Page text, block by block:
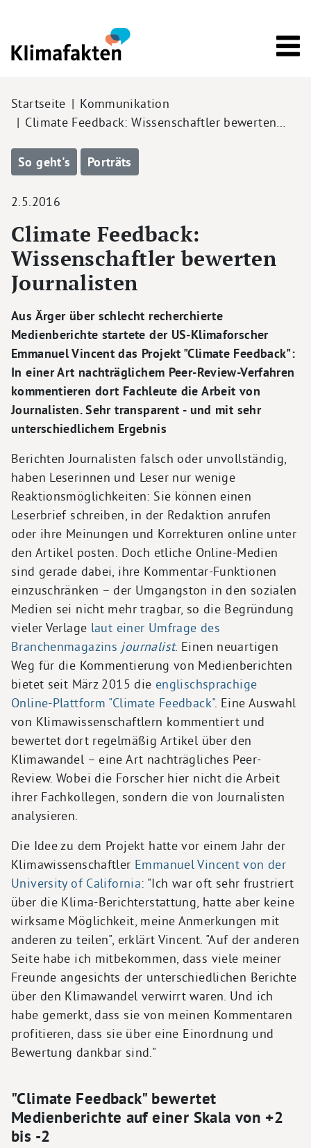
Pfadnavigation
Startseite
Kommunikation
Climate Feedback: Wissenschaftler bewerten…
So geht's Porträts
2.5.2016
Climate Feedback:
Wissenschaftler bewerten
Journalisten
Aus Ärger über schlecht recherchierte
Medienberichte startete der US-Klimaforscher
Emmanuel Vincent das Projekt "Climate Feedback":
In einer Art nachträglichem Peer-Review-Verfahren
kommentieren dort Fachleute die Arbeit von
Journalisten. Sehr transparent - und mit sehr
unterschiedlichem Ergebnis
Berichten Journalisten falsch oder unvollständig,
haben Leserinnen und Leser nur wenige
Reaktionsmöglichkeiten: Sie können einen
Leserbrief schreiben, in der Redaktion anrufen
oder ihre Meinungen und Korrekturen online unter
den Artikel posten. Doch etliche Online-Medien
sind gerade dabei, ihre Kommentar-Funktionen
einzuschränken – der Umgangston in den sozialen
Medien sei nicht mehr tragbar, so die Begründung
vieler Verlage laut einer Umfrage des
Branchenmagazins journalist. Einen neuartigen
Weg für die Kommentierung von Medienberichten
bietet seit März 2015 die englischsprachige
Online-Plattform "Climate Feedback". Eine Auswahl
von Klimawissenschaftlern kommentiert und
bewertet dort regelmäßig Artikel über den
Klimawandel – eine Art nachträgliches Peer-
Review. Wobei die Forscher hier nicht die Arbeit
ihrer Fachkollegen, sondern die von Journalisten
analysieren.
Die Idee zu dem Projekt hatte vor einem Jahr der
Klimawissenschaftler Emmanuel Vincent von der
University of California: "Ich war oft sehr frustriert
über die Klima-Berichterstattung, hatte aber keine
wirksame Möglichkeit, meine Anmerkungen mit
anderen zu teilen", erklärt Vincent. "Auf der anderen
Seite habe ich mitbekommen, dass viele meiner
Freunde angesichts der unterschiedlichen Berichte
über den Klimawandel verwirrt waren. Und ich
habe gemerkt, dass sie von meinen Kommentaren
profitieren, dass sie über eine Einordnung und
Bewertung dankbar sind."
"Climate Feedback" bewertet
Medienberichte auf einer Skala von +2
bis -2